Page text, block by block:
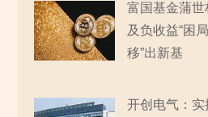
富国基金蒲
及负收益“困
移”出新基
开创电气：